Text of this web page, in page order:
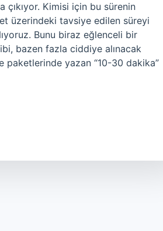
çıkıyor. Kimisi için bu sürenin
üzerindeki tavsiye edilen süreyi
Bunu biraz eğlenceli bir
bazen fazla ciddiye alınacak
paketlerinde yazan “10-30 dakika”